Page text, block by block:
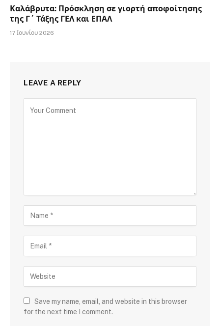
Καλάβρυτα: Πρόσκληση σε γιορτή αποφοίτησης
της Γ΄ Τάξης ΓΕΛ και ΕΠΑΛ
17 Ιουνίου 2026
LEAVE A REPLY
Save my name, email, and website in this browser
for the next time I comment.